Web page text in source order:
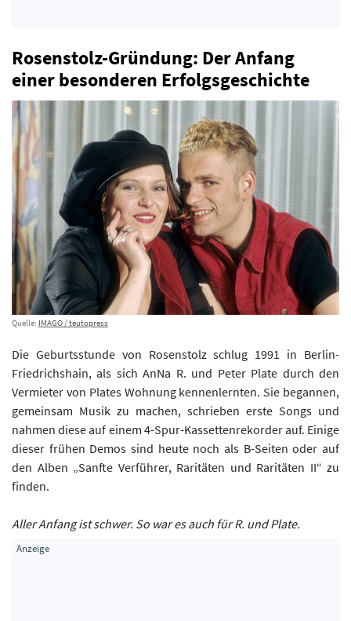
Rosenstolz-Gründung: Der Anfang
einer besonderen Erfolgsgeschichte
Quelle: IMAGO / teutopress
Die Geburtsstunde von Rosenstolz schlug 1991 in Berlin-
Friedrichshain, als sich AnNa R. und Peter Plate durch den
Vermieter von Plates Wohnung kennenlernten. Sie begannen,
gemeinsam Musik zu machen, schrieben erste Songs und
nahmen diese auf einem 4-Spur-Kassettenrekorder auf. Einige
dieser frühen Demos sind heute noch als B-Seiten oder auf
den Alben „Sanfte Verführer, Raritäten und Raritäten II“ zu
finden.
Aller Anfang ist schwer. So war es auch für R. und Plate.